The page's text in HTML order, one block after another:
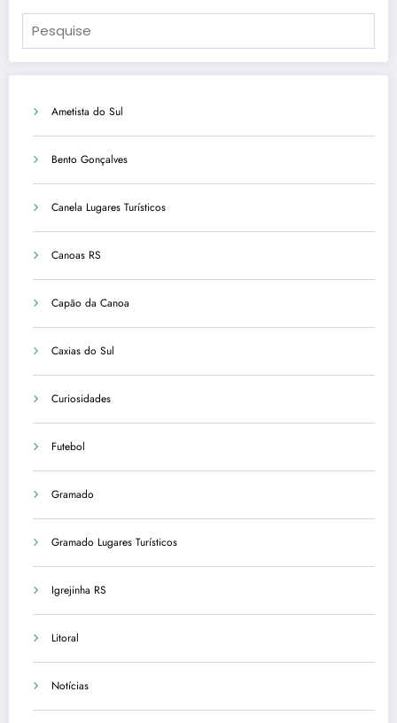
Ametista do Sul
Bento Gonçalves
Canela Lugares Turísticos
Canoas RS
Capão da Canoa
Caxias do Sul
Curiosidades
Futebol
Gramado
Gramado Lugares Turísticos
Igrejinha RS
Litoral
Notícias